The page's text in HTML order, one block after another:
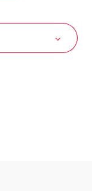
夏の野菜